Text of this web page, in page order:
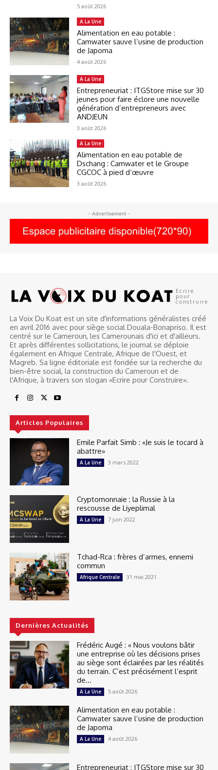
5 août 2026
A La Une
Alimentation en eau potable :
Camwater sauve l’usine de production
de Japoma
4 août 2026
A La Une
Entrepreneuriat : ITGStore mise sur 30
jeunes pour faire éclore une nouvelle
génération d’entrepreneurs avec
ANDJEUN
3 août 2026
A La Une
Alimentation en eau potable de
Dschang : Camwater et le Groupe
CGCOC à pied d’œuvre
3 août 2026
- Advertisement -
Ecrire
pour
construire
La Voix Du Koat est un site d'informations généralistes créé
en avril 2016 avec pour siège social Douala-Bonapriso. Il est
centré sur le Cameroun, les Camerounais d'ici et d'ailleurs.
Et après différentes sollicitations, le journal se déploie
également en Afrique Centrale, Afrique de l'Ouest, et
Magreb. Sa ligne éditoriale est fondée sur la recherche du
bien-être social, la construction du Cameroun et de
l'Afrique, à travers son slogan «Ecrire pour Construire».
Articles Populaires
Emile Parfait Simb : «Je suis le tocard à
abattre»
A La Une 3 mars 2022
Cryptomonnaie : la Russie à la
rescousse de Liyeplimal
A La Une 7 juin 2022
Tchad-Rca : frères d’armes, ennemi
commun
Afrique Centrale 31 mai 2021
Dernières Actualités
Frédéric Augé : « Nous voulons bâtir
une entreprise où les décisions prises
au siège sont éclairées par les réalités
du terrain. C’est précisément l’esprit
de...
A La Une 5 août 2026
Alimentation en eau potable :
Camwater sauve l’usine de production
de Japoma
A La Une 4 août 2026
Entrepreneuriat : ITGStore mise sur 30